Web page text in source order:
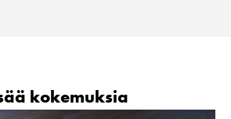
kokemuksia